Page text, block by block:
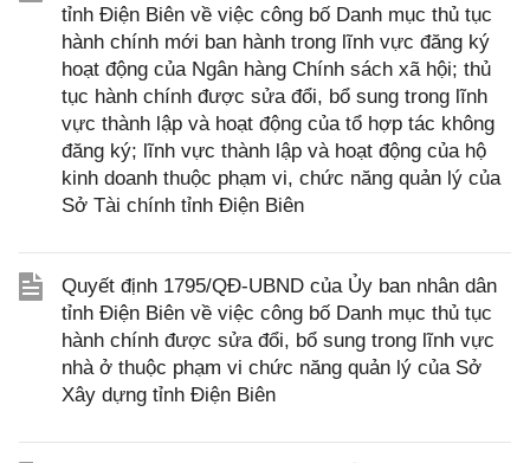
tỉnh Điện Biên về việc công bố Danh mục thủ tục
hành chính mới ban hành trong lĩnh vực đăng ký
hoạt động của Ngân hàng Chính sách xã hội; thủ
tục hành chính được sửa đổi, bổ sung trong lĩnh
vực thành lập và hoạt động của tổ hợp tác không
đăng ký; lĩnh vực thành lập và hoạt động của hộ
kinh doanh thuộc phạm vi, chức năng quản lý của
Sở Tài chính tỉnh Điện Biên
Quyết định 1795/QĐ-UBND của Ủy ban nhân dân
tỉnh Điện Biên về việc công bố Danh mục thủ tục
hành chính được sửa đổi, bổ sung trong lĩnh vực
nhà ở thuộc phạm vi chức năng quản lý của Sở
Xây dựng tỉnh Điện Biên